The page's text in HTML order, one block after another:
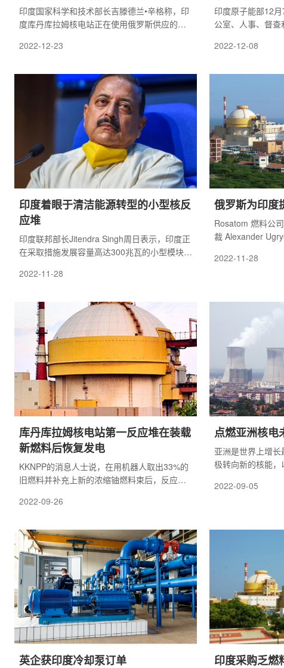
印度国家科学和技术部长吉滕德兰•辛格称，印
度库丹库拉姆核电站正在使用俄罗斯供应的更
2022-12-23
印度原子能部12
公室、人事、督查
示，印度政府提议
2022-12-08
印度着眼于清洁能源转型的小型核反
应堆
印度联邦部长Jitendra Singh周日表示，印度正
在采取措施发展容量高达300兆瓦的小型模块化
2022-11-28
俄罗斯为印度
Rosatom 燃料公
裁 Alexander
循环的效率。他说
2022-11-28
库丹库拉姆核电站第一反应堆在装载
新燃料后恢复发电
KKNPP的消息人士说，在用机器人取出33%的
旧燃料并补充上新的浓缩铀燃料束后，反应堆
2022-09-26
点燃亚洲核电
亚洲是世界上增长
极转向新的核能，
2022-09-05
英企获印度冷却泵订单 印度采购乏燃